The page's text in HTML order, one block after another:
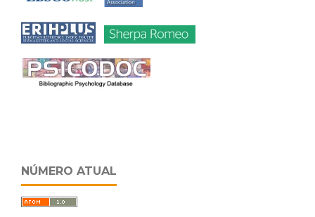
NÚMERO ATUAL